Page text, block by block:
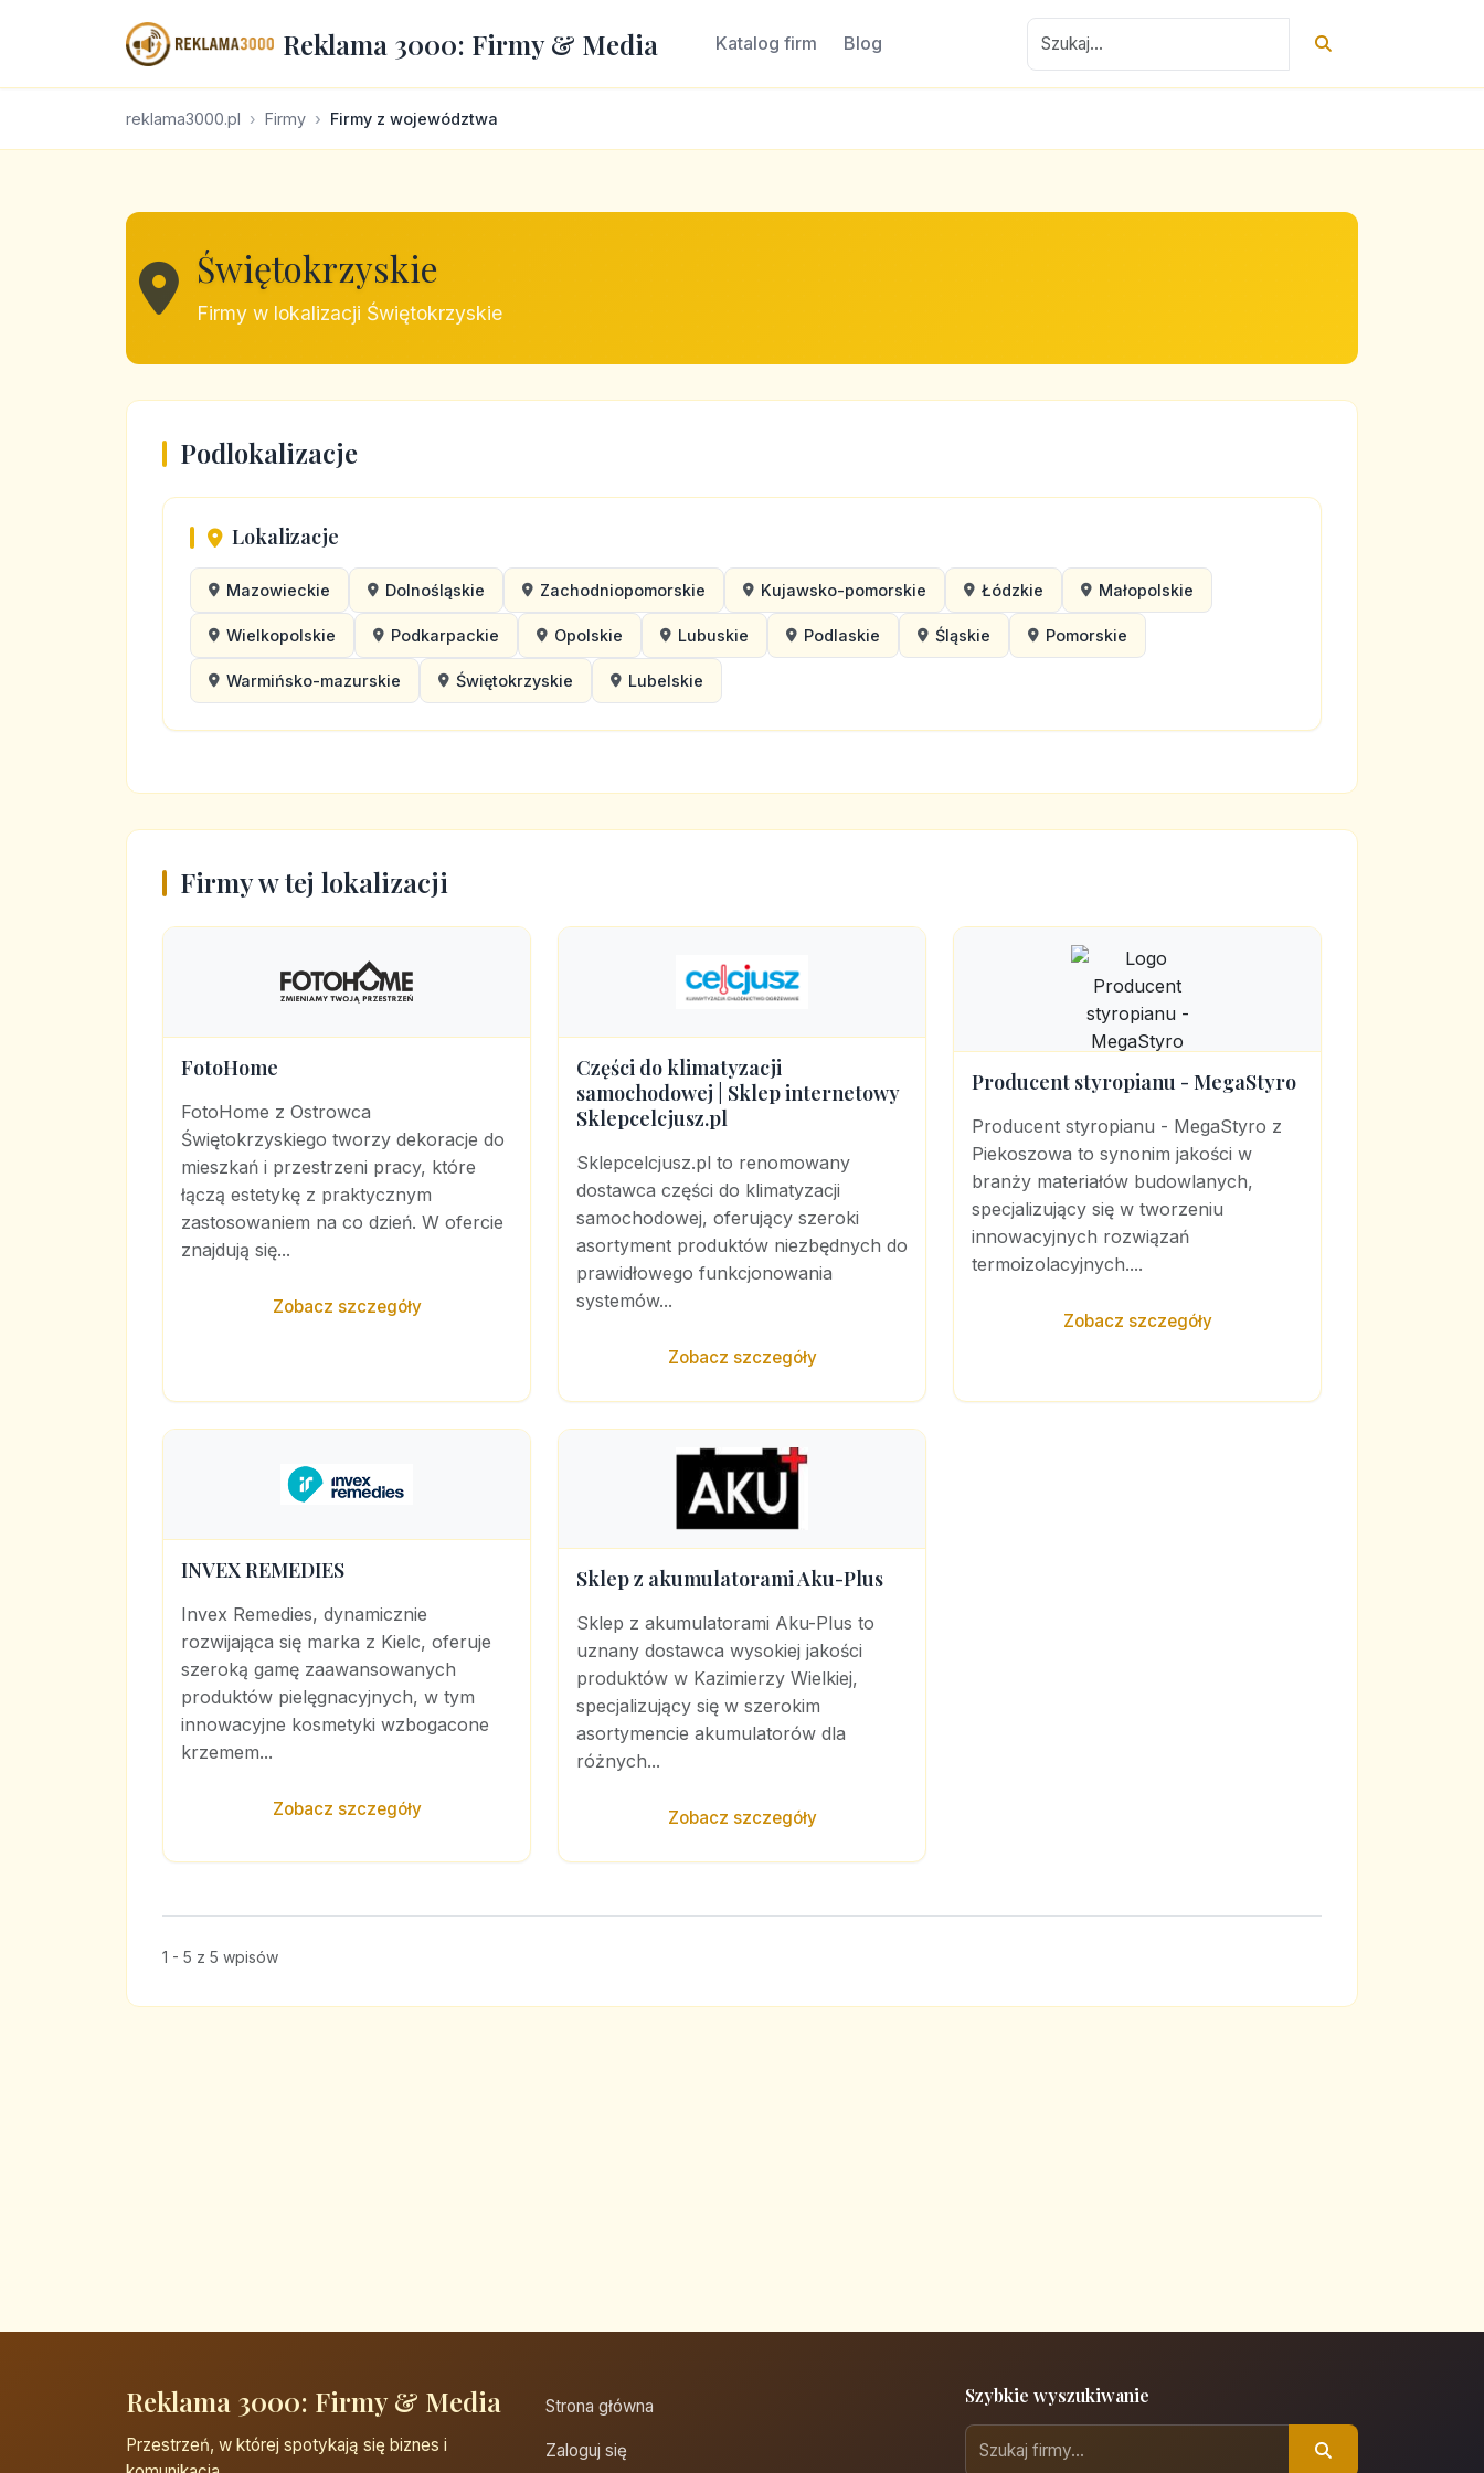
Reklama 3000: Firmy & Media Katalog firm Blog
reklama3000.pl Firmy Firmy z województwa
Świętokrzyskie
Firmy w lokalizacji Świętokrzyskie
Podlokalizacje
Lokalizacje
Mazowieckie Dolnośląskie Zachodniopomorskie Kujawsko-pomorskie Łódzkie Małopolskie
Wielkopolskie Podkarpackie Opolskie Lubuskie Podlaskie Śląskie Pomorskie
Warmińsko-mazurskie Świętokrzyskie Lubelskie
Firmy w tej lokalizacji
FotoHome
FotoHome z Ostrowca
Świętokrzyskiego tworzy dekoracje do
mieszkań i przestrzeni pracy, które
łączą estetykę z praktycznym
zastosowaniem na co dzień. W ofercie
znajdują się...
Zobacz szczegóły
Części do klimatyzacji
samochodowej | Sklep internetowy
Sklepcelcjusz.pl
Sklepcelcjusz.pl to renomowany
dostawca części do klimatyzacji
samochodowej, oferujący szeroki
asortyment produktów niezbędnych do
prawidłowego funkcjonowania
systemów...
Zobacz szczegóły
Producent styropianu - MegaStyro
Producent styropianu - MegaStyro z
Piekoszowa to synonim jakości w
branży materiałów budowlanych,
specjalizujący się w tworzeniu
innowacyjnych rozwiązań
termoizolacyjnych....
Zobacz szczegóły
INVEX REMEDIES
Invex Remedies, dynamicznie
rozwijająca się marka z Kielc, oferuje
szeroką gamę zaawansowanych
produktów pielęgnacyjnych, w tym
innowacyjne kosmetyki wzbogacone
krzemem...
Zobacz szczegóły
Sklep z akumulatorami Aku-Plus
Sklep z akumulatorami Aku-Plus to
uznany dostawca wysokiej jakości
produktów w Kazimierzy Wielkiej,
specjalizujący się w szerokim
asortymencie akumulatorów dla
różnych...
Zobacz szczegóły
1 - 5 z 5 wpisów
Reklama 3000: Firmy & Media
Przestrzeń, w której spotykają się biznes i
Strona główna
Zaloguj się
Szybkie wyszukiwanie